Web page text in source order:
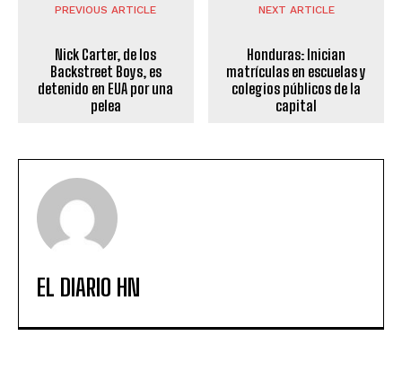
PREVIOUS ARTICLE
Nick Carter, de los
Backstreet Boys, es
detenido en EUA por una
pelea
NEXT ARTICLE
Honduras: Inician
matrículas en escuelas y
colegios públicos de la
capital
EL DIARIO HN